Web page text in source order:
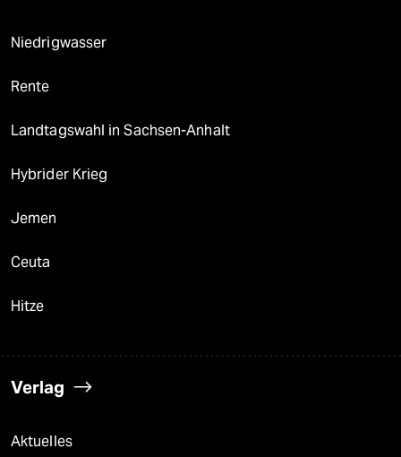
Niedrigwasser
Rente
Landtagswahl in Sachsen-Anhalt
Hybrider Krieg
Jemen
Ceuta
Hitze
Verlag
Aktuelles